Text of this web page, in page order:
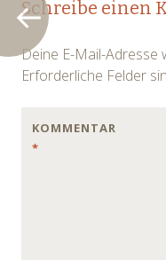
Schreibe einen
Deine E-Mail-Adresse
Erforderliche Felder
KOMMENTAR
*